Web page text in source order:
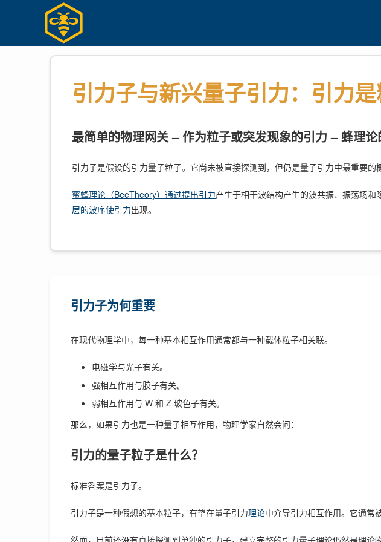
引力子与新兴量子引力：引力
最简单的物理网关 – 作为粒子或突发现象的引力 – 蜂理
引力子是假设的引力量子粒子。它尚未被直接探测到，但仍是量子引力中最重要
蜜蜂理论（BeeTheory）通过提出引力产生于相干波结构产生的波共振、振荡场和
层的波序使引力出现。
引力子为何重要
在现代物理学中，每一种基本相互作用通常都与一种载体粒子相关联。
电磁学与光子有关。
强相互作用与胶子有关。
弱相互作用与 W 和 Z 玻色子有关。
那么，如果引力也是一种量子相互作用，物理学家自然会问：
引力的量子粒子是什么？
标准答案是引力子。
引力子是一种假想的基本粒子，有望在量子引力理论中介导引力相互作用。它通常
然而，目前还没有直接探测到单独的引力子，建立完整的引力量子理论仍然是理论